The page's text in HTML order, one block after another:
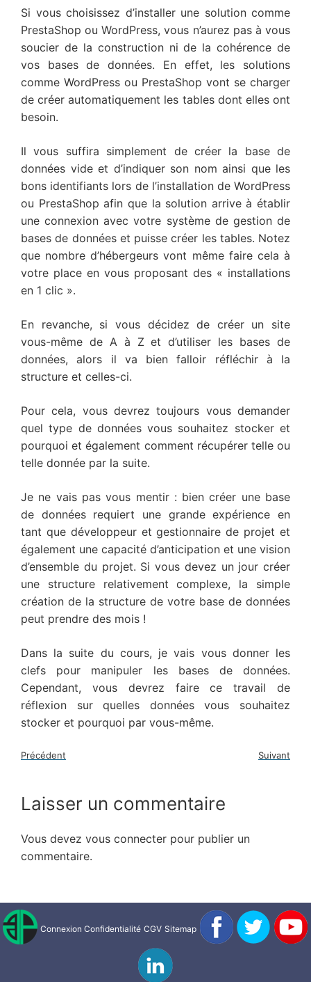
Si vous choisissez d’installer une solution comme
PrestaShop ou WordPress, vous n’aurez pas à vous
soucier de la construction ni de la cohérence de
vos bases de données. En effet, les solutions
comme WordPress ou PrestaShop vont se charger
de créer automatiquement les tables dont elles ont
besoin.
Il vous suffira simplement de créer la base de
données vide et d’indiquer son nom ainsi que les
bons identifiants lors de l’installation de WordPress
ou PrestaShop afin que la solution arrive à établir
une connexion avec votre système de gestion de
bases de données et puisse créer les tables. Notez
que nombre d’hébergeurs vont même faire cela à
votre place en vous proposant des « installations
en 1 clic ».
En revanche, si vous décidez de créer un site
vous-même de A à Z et d’utiliser les bases de
données, alors il va bien falloir réfléchir à la
structure et celles-ci.
Pour cela, vous devrez toujours vous demander
quel type de données vous souhaitez stocker et
pourquoi et également comment récupérer telle ou
telle donnée par la suite.
Je ne vais pas vous mentir : bien créer une base
de données requiert une grande expérience en
tant que développeur et gestionnaire de projet et
également une capacité d’anticipation et une vision
d’ensemble du projet. Si vous devez un jour créer
une structure relativement complexe, la simple
création de la structure de votre base de données
peut prendre des mois !
Dans la suite du cours, je vais vous donner les
clefs pour manipuler les bases de données.
Cependant, vous devrez faire ce travail de
réflexion sur quelles données vous souhaitez
stocker et pourquoi par vous-même.
Précédent Suivant
Laisser un commentaire
Vous devez vous connecter pour publier un
commentaire.
Connexion Confidentialité CGV Sitemap